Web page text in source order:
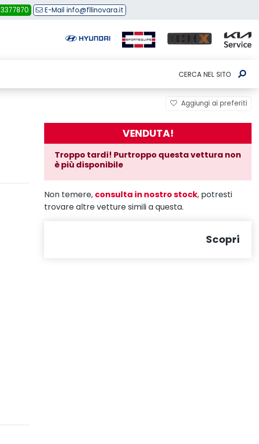
E-Mail info@fllinovara.it
CERCA NEL SITO
Aggiungi ai preferiti
VENDUTA!
Troppo tardi! Purtroppo questa vettura non
è più disponibile
Non temere, consulta in nostro stock, potresti
trovare altre vetture simili a questa.
Scopri